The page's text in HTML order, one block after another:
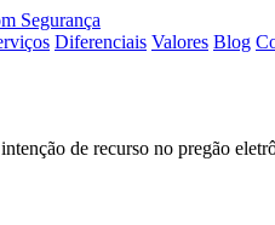
Diferenciais Valores Blog
de recurso no pregão